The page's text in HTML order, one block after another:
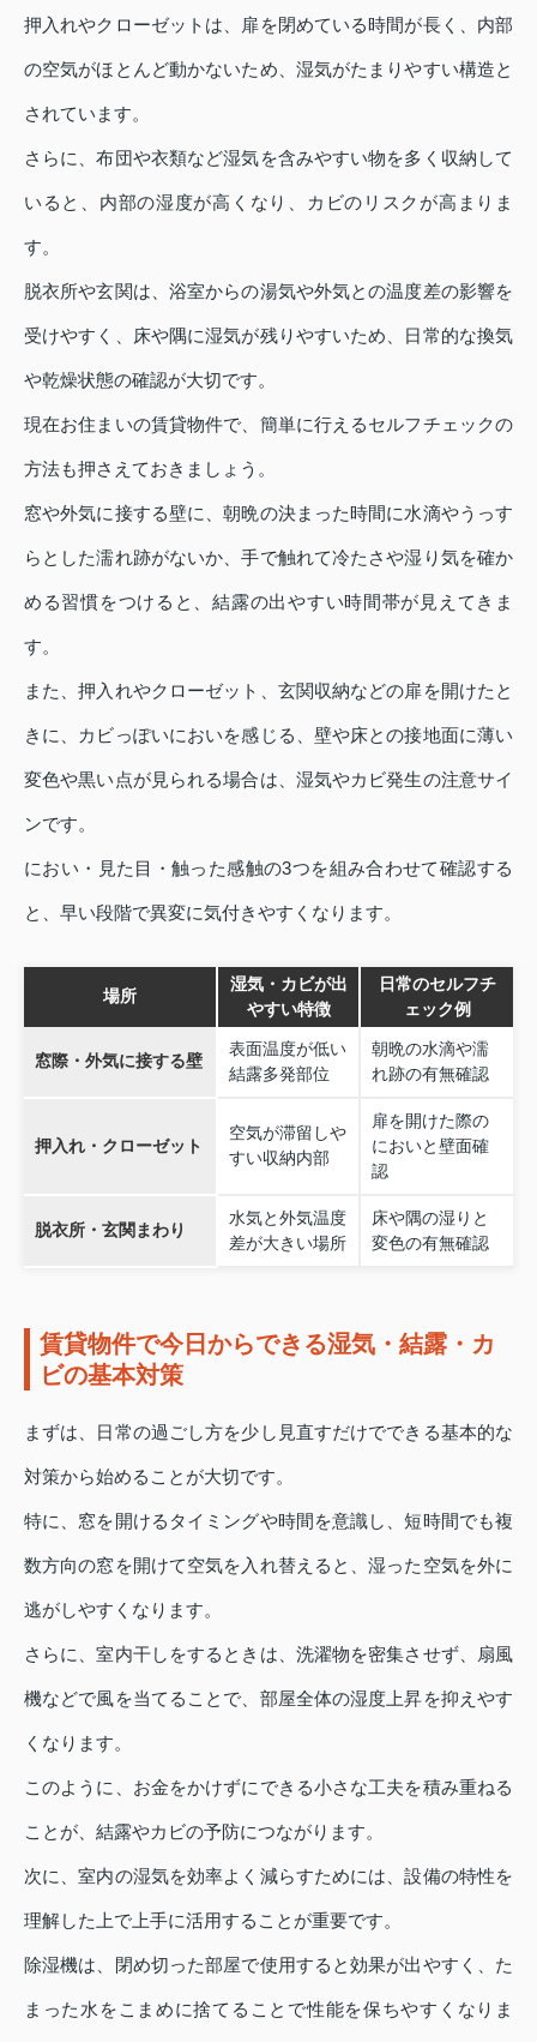
押入れやクローゼットは、扉を閉めている時間が長く、内部
の空気がほとんど動かないため、湿気がたまりやすい構造と
されています。
さらに、布団や衣類など湿気を含みやすい物を多く収納して
いると、内部の湿度が高くなり、カビのリスクが高まりま
す。
脱衣所や玄関は、浴室からの湯気や外気との温度差の影響を
受けやすく、床や隅に湿気が残りやすいため、日常的な換気
や乾燥状態の確認が大切です。
現在お住まいの賃貸物件で、簡単に行えるセルフチェックの
方法も押さえておきましょう。
窓や外気に接する壁に、朝晩の決まった時間に水滴やうっす
らとした濡れ跡がないか、手で触れて冷たさや湿り気を確か
める習慣をつけると、結露の出やすい時間帯が見えてきま
す。
また、押入れやクローゼット、玄関収納などの扉を開けたと
きに、カビっぽいにおいを感じる、壁や床との接地面に薄い
変色や黒い点が見られる場合は、湿気やカビ発生の注意サイ
ンです。
におい・見た目・触った感触の3つを組み合わせて確認する
と、早い段階で異変に気付きやすくなります。
場所
湿気・カビが出
やすい特徴
日常のセルフチ
ェック例
窓際・外気に接する壁
表面温度が低い
結露多発部位
朝晩の水滴や濡
れ跡の有無確認
押入れ・クローゼット
空気が滞留しや
すい収納内部
扉を開けた際の
においと壁面確
認
脱衣所・玄関まわり
水気と外気温度
差が大きい場所
床や隅の湿りと
変色の有無確認
賃貸物件で今日からできる湿気・結露・カ
ビの基本対策
まずは、日常の過ごし方を少し見直すだけでできる基本的な
対策から始めることが大切です。
特に、窓を開けるタイミングや時間を意識し、短時間でも複
数方向の窓を開けて空気を入れ替えると、湿った空気を外に
逃がしやすくなります。
さらに、室内干しをするときは、洗濯物を密集させず、扇風
機などで風を当てることで、部屋全体の湿度上昇を抑えやす
くなります。
このように、お金をかけずにできる小さな工夫を積み重ねる
ことが、結露やカビの予防につながります。
次に、室内の湿気を効率よく減らすためには、設備の特性を
理解した上で上手に活用することが重要です。
除湿機は、閉め切った部屋で使用すると効果が出やすく、た
まった水をこまめに捨てることで性能を保ちやすくなりま